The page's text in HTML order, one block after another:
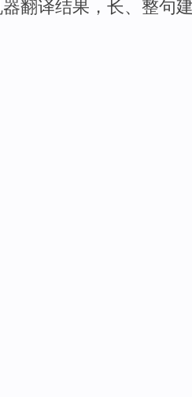
器翻译结果，长、整句